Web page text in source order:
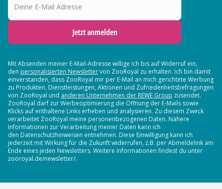
Jetzt anmelden
Mit Absenden meiner E-Mail-Adresse willige ich bis auf Widerruf ein,
den personalisierten Newslettervon ZooRoyal zu erhalten. Ich bin damit
einverstanden, dass ZooRoyal mir per E-Mail an mich gerichtete Werbung
zu Produkten, Dienstleistungen, Aktionen und Zufriedenheitsbefragungen
von ZooRoyal und anderen Unternehmen der REWE Group zusendet.
ZooRoyal darf zur Werbeoptimierung die Öffnung der E-Mails sowie
Klicks auf enthaltene Links erheben und analysieren. Zu diesem Zweck
verarbeitet ZooRoyal meine personenbezogenen Daten. Nähere
Informationen zur Verarbeitung meiner Daten kann ich
den Datenschutzhinweisen entnehmen. Diese Einwilligung kann ich
jederzeit mit Wirkung für die Zukunft widerrufen, z.B. per Abmeldelink am
Ende eines jeden Newsletters. Weitere Informationen findest du unter
zooroyal.de/newsletter/.